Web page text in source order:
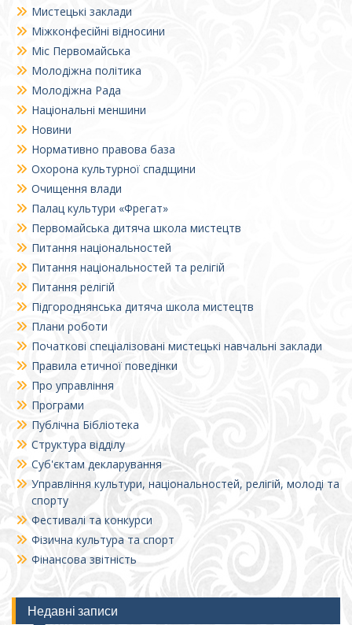
Мистецькі заклади
Міжконфесійні відносини
Міс Первомайська
Молодіжна політика
Молодіжна Рада
Національні меншини
Новини
Нормативно правова база
Охорона культурної спадщини
Очищення влади
Палац культури «Фрегат»
Первомайська дитяча школа мистецтв
Питання національностей
Питання національностей та релігій
Питання релігій
Підгороднянська дитяча школа мистецтв
Плани роботи
Початкові спеціалізовані мистецькі навчальні заклади
Правила етичної поведінки
Про управління
Програми
Публічна Бібліотека
Структура відділу
Суб'єктам декларування
Управління культури, національностей, релігій, молоді та
спорту
Фестивалі та конкурси
Фізична культура та спорт
Фінансова звітність
Недавні записи